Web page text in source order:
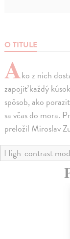
O TITULE
Ako z nich
zapojiť každý
spôsob, ako
sa včas do mora.
preložil Miroslav
High-contrast